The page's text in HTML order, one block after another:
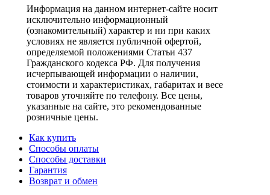
Информация на данном интернет-сайте носит
исключительно информационный
(ознакомительный) характер и ни при каких
условиях не является публичной офертой,
определяемой положениями Статьи 437
Гражданского кодекса РФ. Для получения
исчерпывающей информации о наличии,
стоимости и характеристиках, габаритах и весе
товаров уточняйте по телефону. Все цены,
указанные на сайте, это рекомендованные
розничные цены.
Как купить
Способы оплаты
Способы доставки
Гарантия
Возврат и обмен